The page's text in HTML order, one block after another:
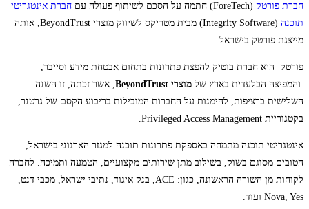
חברת פורטק (ForeTech) חתמה על הסכם לשיתוף פעולה עם
חברת אינטגריטי
תוכנה
(Integrity Software) מבית מטריקס לשיווק מוצרי BeyondTrust, אותה
מייצגת פורטק בישראל.
פורטק היא חברת בוטיק להפצת פתרונות בתחום אבטחת מידע וסייבר,
והמפיצה הבלעדית בארץ של מוצרי BeyondTrust
, אשר זכתה, זו השנה
השלישית ברציפות, להימנות על החברות המובילות בריבוע הקסם של גרטנר,
בקטגוריית Privileged Access Management.
אינטגריטי תוכנה מתמחה באספקת פתרונות תוכנה למגזר הארגוני בישראל,
הטובים מסוגם בשוק, בשילוב מתן שירותים מקצועיים, הטמעה ותמיכה. לחברה
לקוחות מן השורה הראשונה, כגון: ACE, בנק איגוד, נתיבי ישראל, מכבי דנט,
Nova, Yes ועוד.